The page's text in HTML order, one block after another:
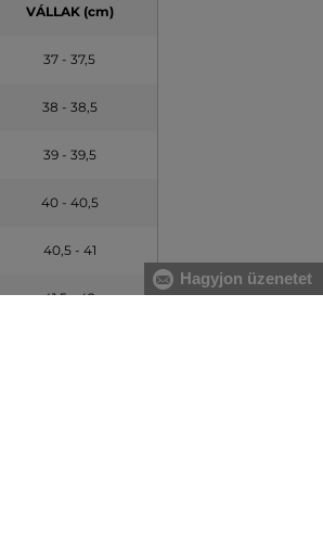
VÁLLAK (cm)
37 - 37,5
38 - 38,5
39 - 39,5
40 - 40,5
40,5 - 41
41,5 - 42
Hagyjon üzenetet